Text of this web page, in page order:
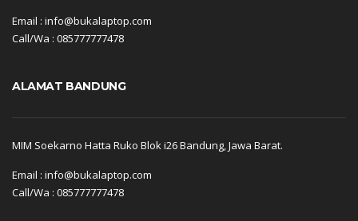
Email : info@bukalaptop.com
Call/Wa : 085777777478
ALAMAT BANDUNG
MIM Soekarno Hatta Ruko Blok i26 Bandung, Jawa Barat.
Email : info@bukalaptop.com
Call/Wa : 085777777478